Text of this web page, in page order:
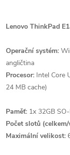
Lenovo ThinkPad
Operační systém:
angličtina
Procesor: Intel Core
24 MB cache)
Paměť: 1x 32GB
Počet slotů
Maximální velikost: